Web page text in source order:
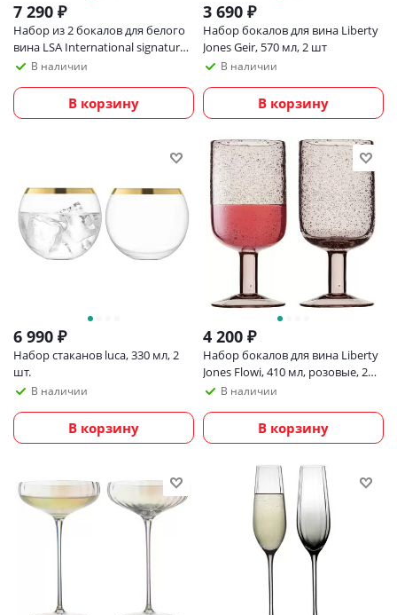
7 290 ₽
Набор из 2 бокалов для белого
вина LSA International signature
verso 340 мл
В наличии
В корзину
3 690 ₽
Набор бокалов для вина Liberty
Jones Geir, 570 мл, 2 шт
В наличии
В корзину
6 990 ₽
Набор стаканов luca, 330 мл, 2
шт.
В наличии
В корзину
4 200 ₽
Набор бокалов для вина Liberty
Jones Flowi, 410 мл, розовые, 2
шт В наличии
В корзину